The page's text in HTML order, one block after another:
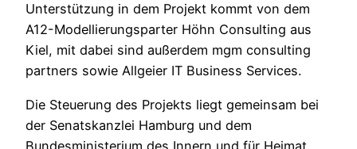
Unterstützung in dem Projekt kommt von dem
A12-Modellierungsparter Höhn Consulting aus
Kiel, mit dabei sind außerdem mgm consulting
partners sowie Allgeier IT Business Services.
Die Steuerung des Projekts liegt gemeinsam bei
der Senatskanzlei Hamburg und dem
Bundesministerium des Innern und für Heimat